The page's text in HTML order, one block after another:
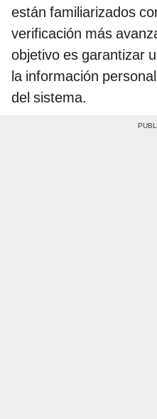
están familiarizados
verificación más
objetivo es garantizar
la información
del sistema.